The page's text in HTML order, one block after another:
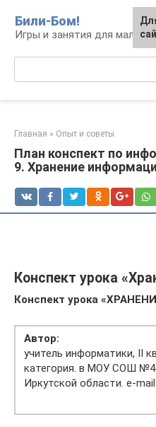
контенту
Били-Бом!
Игры и занятия для
Главная » Опыт и советы
План конспект по
9. Хранение
Конспект урока
Конспект урока
Автор:
учитель информатики, II
категория. в МОУ СОШ
Иркутской области. e-